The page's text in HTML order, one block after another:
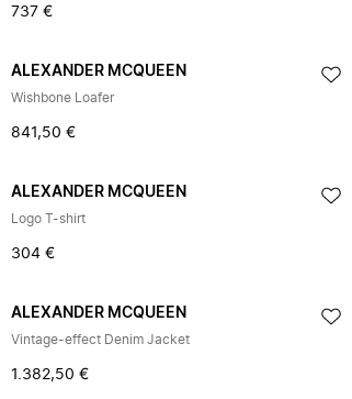
737 €
ALEXANDER MCQUEEN
Wishbone Loafer
841,50 €
ALEXANDER MCQUEEN
Logo T-shirt
304 €
ALEXANDER MCQUEEN
Vintage-effect Denim Jacket
1.382,50 €